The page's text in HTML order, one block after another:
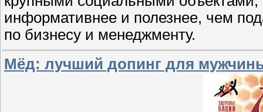
информативнее и полезнее, чем
по бизнесу и менеджменту.
Мёд: лучший допинг для